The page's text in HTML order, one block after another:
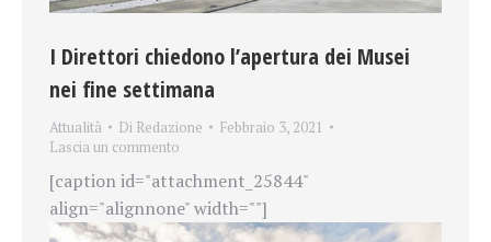
I Direttori chiedono l’apertura dei Musei
nei fine settimana
Attualità Di Redazione
Febbraio 3, 2021
Lascia un commento
[caption id="attachment_25844"
align="alignnone" width=""]